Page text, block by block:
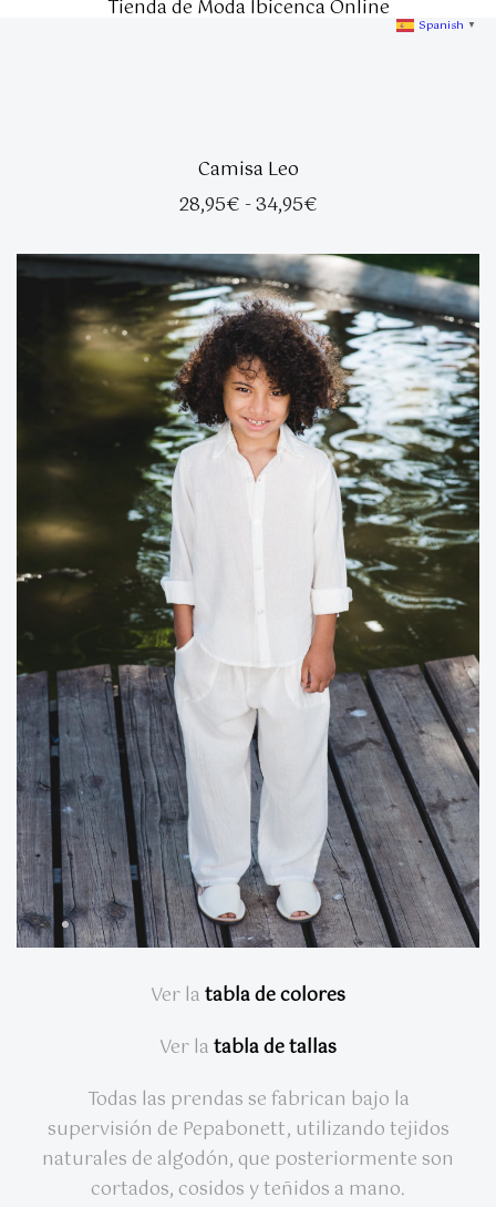
Tienda de Moda Ibicenca Online
Camisa Leo
28,95€ -34,95€Rango
precios:
desde
28,95€
hasta
34,95€
Ver latabla de colores
Ver latabla de tallas
Todas las prendas se fabrican bajo la
supervisión de Pepabonett, utilizando tejidos
naturales de algodón, que posteriormente son
cortados, cosidos y teñidos a mano.
Spanish ▼